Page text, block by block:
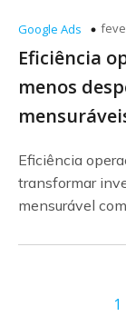
Google Ads
Eficiência
menos
Eficiência
transformar
mensurável
1